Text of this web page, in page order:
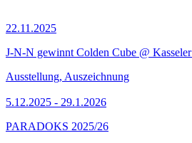
22.11.2025
J-N-N gewinnt Colden Cube @
Ausstellung, Auszeichnung
5.12.2025 - 29.1.2026
PARADOKS 2025/26